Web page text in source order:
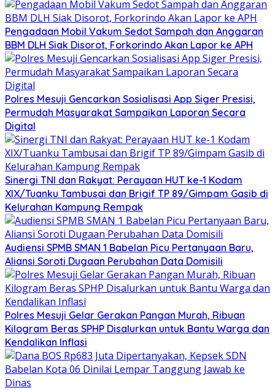
Pengadaan Mobil Vakum Sedot Sampah dan Anggaran
BBM DLH Siak Disorot, Forkorindo Akan Lapor ke APH
Polres Mesuji Gencarkan Sosialisasi App Siger Presisi,
Permudah Masyarakat Sampaikan Laporan Secara
Digital
Sinergi TNI dan Rakyat: Perayaan HUT ke-1 Kodam
XIX/Tuanku Tambusai dan Brigif TP 89/Gimpam Gasib di
Kelurahan Kampung Rempak
Audiensi SPMB SMAN 1 Babelan Picu Pertanyaan Baru,
Aliansi Soroti Dugaan Perubahan Data Domisili
Polres Mesuji Gelar Gerakan Pangan Murah, Ribuan
Kilogram Beras SPHP Disalurkan untuk Bantu Warga dan
Kendalikan Inflasi